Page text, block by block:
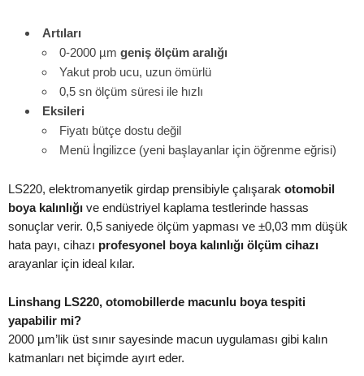
Artıları
0-2000 µm geniş ölçüm aralığı
Yakut prob ucu, uzun ömürlü
0,5 sn ölçüm süresi ile hızlı
Eksileri
Fiyatı bütçe dostu değil
Menü İngilizce (yeni başlayanlar için öğrenme eğrisi)
LS220, elektromanyetik girdap prensibiyle çalışarak otomobil
boya kalınlığı ve endüstriyel kaplama testlerinde hassas
sonuçlar verir. 0,5 saniyede ölçüm yapması ve ±0,03 mm düşük
hata payı, cihazı profesyonel boya kalınlığı ölçüm cihazı
arayanlar için ideal kılar.
Linshang LS220, otomobillerde macunlu boya tespiti
yapabilir mi?
2000 µm’lik üst sınır sayesinde macun uygulaması gibi kalın
katmanları net biçimde ayırt eder.